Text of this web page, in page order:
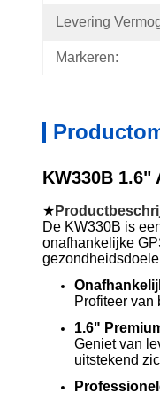
Levering
Markeren:
KW330B
★
De KW330B is
onafhankelijke
Profiteer
1.6"
Geniet van
uitstekend